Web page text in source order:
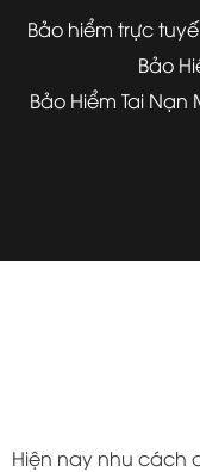
Bảo hiểm trực
Bảo
Bảo Hiểm Tai
Hiện nay nhu cách